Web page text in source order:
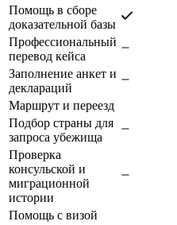
Помощь в сборе
доказательной базы
Профессиональный
перевод кейса
Заполнение анкет и
деклараций
Маршрут и переезд
Подбор страны для
запроса убежища
Проверка
консульской и
миграционной
истории
Помощь с визой